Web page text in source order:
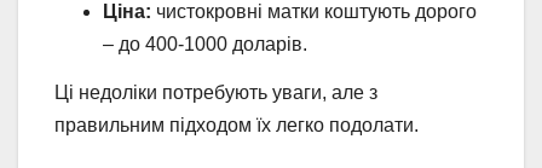
Ціна: чистокровні матки коштують дорого
– до 400-1000 доларів.
Ці недоліки потребують уваги, але з
правильним підходом їх легко подолати.